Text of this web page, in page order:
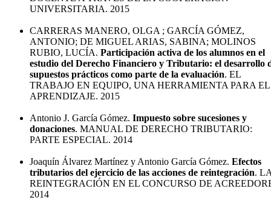
UNIVERSITARIA. 2015
CARRERAS MANERO, OLGA ; GARCÍA GÓMEZ,
ANTONIO; DE MIGUEL ARIAS, SABINA; MOLINOS
RUBIO, LUCÍA. Participación activa de los alumnos en el
estudio del Derecho Financiero y Tributario: el desarrollo
supuestos prácticos como parte de la evaluación. EL
TRABAJO EN EQUIPO, UNA HERRAMIENTA PARA EL
APRENDIZAJE. 2015
Antonio J. García Gómez. Impuesto sobre sucesiones y
donaciones. MANUAL DE DERECHO TRIBUTARIO:
PARTE ESPECIAL. 2014
Joaquín Álvarez Martínez y Antonio García Gómez. Efectos
tributarios del ejercicio de las acciones de reintegración.
REINTEGRACIÓN EN EL CONCURSO DE
2014